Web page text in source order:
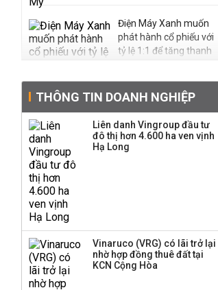
Điện Máy Xanh muốn
phát hành cổ phiếu với
tỷ lệ 1:1 để tăng thanh
Quy hoạch 4 khu lấn
biển ở Phú Quốc
hàng
Dự án Sheraton Phú
THÔNG TIN DOANH NGHIỆP
Liên danh Vingroup đầu tư
đô thị hơn 4.600 ha ven vịnh
Hạ Long
Vinaruco (VRG) có lãi trở lại
nhờ hợp đồng thuê đất tại
KCN Cộng Hòa